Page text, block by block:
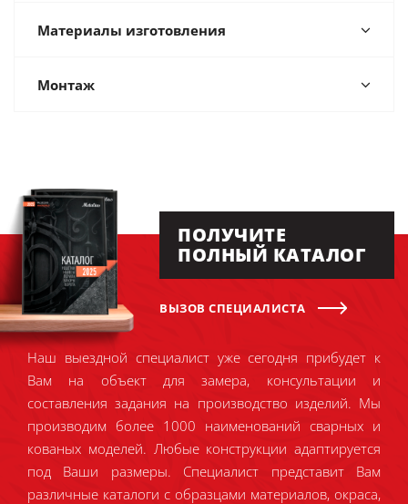
Материалы изготовления
Монтаж
ПОЛУЧИТЕ
ПОЛНЫЙ КАТАЛОГ
ВЫЗОВ СПЕЦИАЛИСТА
Наш выездной специалист уже сегодня прибудет к
Вам на объект для замера, консультации и
составления задания на производство изделий. Мы
производим более 1000 наименований сварных и
кованых моделей. Любые конструкции адаптируется
под Ваши размеры. Специалист представит Вам
различные каталоги с образцами материалов, окраса,